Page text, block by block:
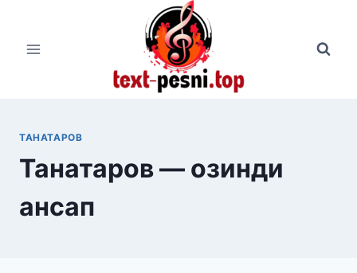
содержимому
ТАНАТАРОВ
Танатаров — озинди
ансап